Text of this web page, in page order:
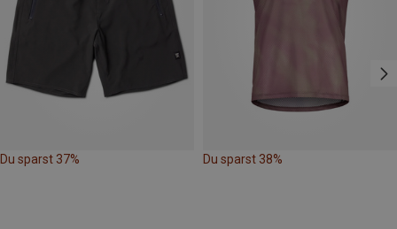
Du sparst 37% Du sparst 38%